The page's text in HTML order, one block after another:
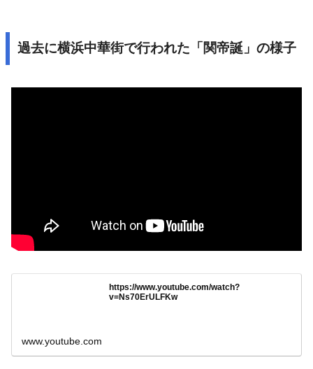
過去に横浜中華街で行われた「関帝誕」の様子
https://www.youtube.com/watch?
v=Ns70ErULFKw
www.youtube.com